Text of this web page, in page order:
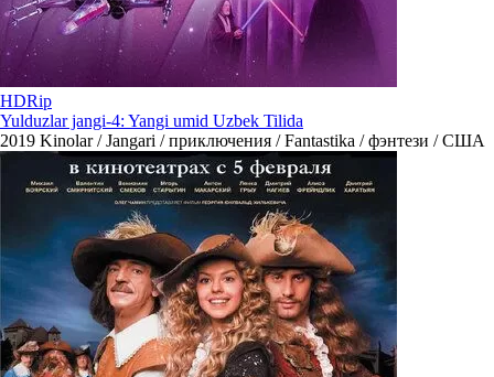
HDRip
Yulduzlar jangi-4: Yangi umid Uzbek Tilida
2019 Kinolar / Jangari / приключения / Fantastika / фэнтези / США